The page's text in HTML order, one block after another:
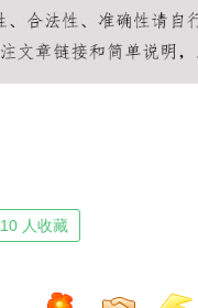
10 人收藏